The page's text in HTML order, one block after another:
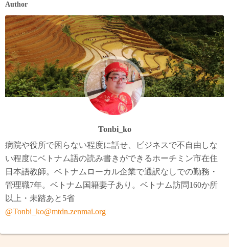
Author
Tonbi_ko
病院や役所で困らない程度に話せ、ビジネスで不自由しな
い程度にベトナム語の読み書きができるホーチミン市在住
日本語教師。ベトナムローカル企業で通訳なしでの勤務・
管理職7年。ベトナム国籍妻子あり。ベトナム訪問160か所
以上・未踏あと5省
@Tonbi_ko@mtdn.zenmai.org